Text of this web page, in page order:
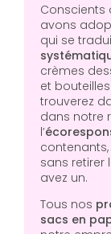
Conscients
avons
qui se
crèmes
et
trouverez
dans notre
l’
sans retirer
avez un.
Tous nos
sacs en